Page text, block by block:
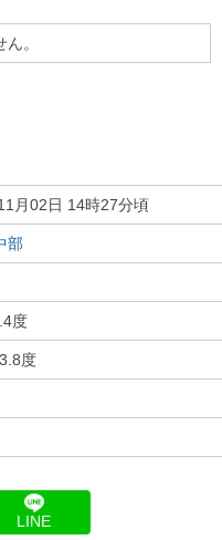
。
月02日 14時27分頃
部
度
度
LINE